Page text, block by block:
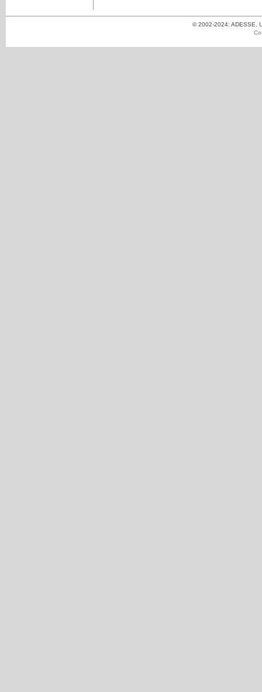
© 2002-2024: ADESSE.